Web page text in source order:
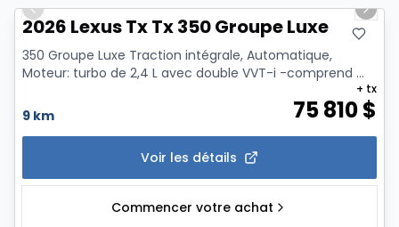
Previous slide
Next
2026 Lexus Tx Tx 350 Groupe Luxe
350 Groupe Luxe Traction intégrale, Automatique,
Moteur: turbo de 2,4 L avec double VVT-i -comprend ...
9 km 75 810$
+ tx
Voir les détails
Commencer votre achat